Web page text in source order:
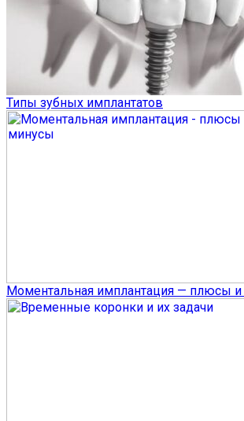
Типы зубных имплантатов
Моментальная имплантация — плюсы